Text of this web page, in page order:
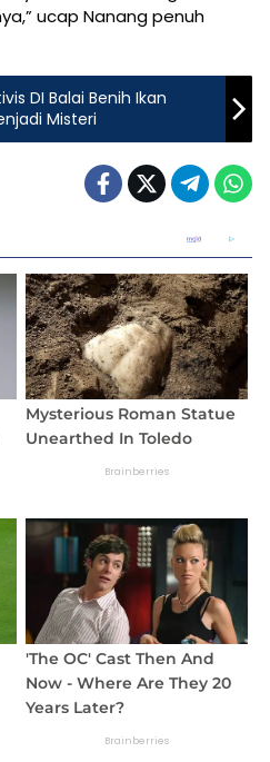
ucap Nanang penuh
DI Balai Benih Ikan
Misteri